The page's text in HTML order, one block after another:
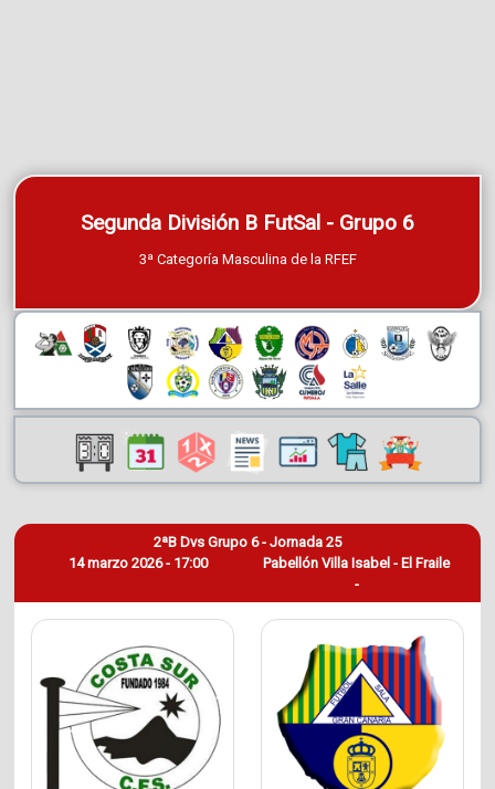
Segunda División B FutSal - Grupo 6
3ª Categoría Masculina de la RFEF
14 marzo 2026 - 17:00
2ªB Dvs Grupo 6 - Jornada 25
Pabellón Villa Isabel - El Fraile
-